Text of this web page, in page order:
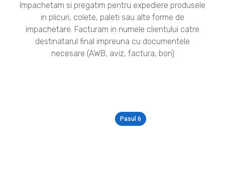
Impachetam si pregatim pentru expediere produsele
in plicuri, colete, paleti sau alte forme de
impachetare. Facturam in numele clientului catre
destinatarul final impreuna cu documentele
necesare (AWB, aviz, factura, bon)
Pasul 6